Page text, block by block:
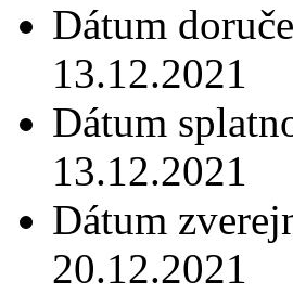
Dátum
13.12.2021
Dátum
13.12.2021
Dátum
20.12.2021